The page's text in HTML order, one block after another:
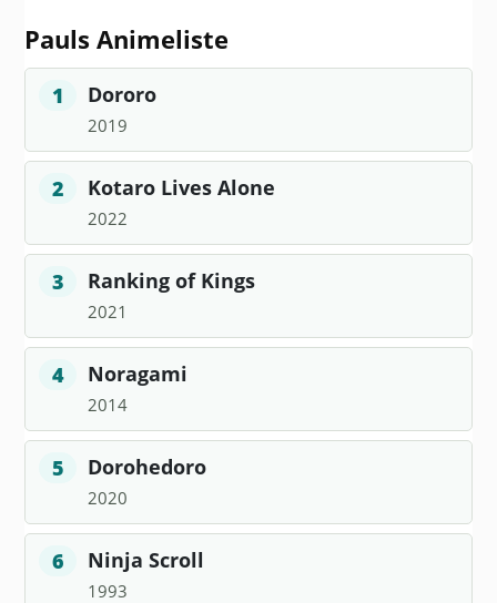
Pauls Animeliste
1 Dororo
2019
2 Kotaro Lives Alone
2022
3 Ranking of Kings
2021
4 Noragami
2014
5 Dorohedoro
2020
6 Ninja Scroll
1993